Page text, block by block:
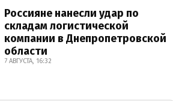
Россияне нанесли удар по
складам логистической
компании в Днепропетровской
области
7 АВГУСТА, 16:32